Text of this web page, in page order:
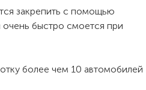
закрепить с помощью
очень быстро смоется при
более чем 10 автомобилей